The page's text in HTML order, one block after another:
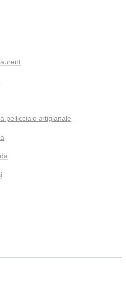
pellicciaio artigianale